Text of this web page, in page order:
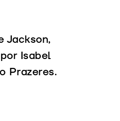
Jackson,
Isabel
Prazeres.